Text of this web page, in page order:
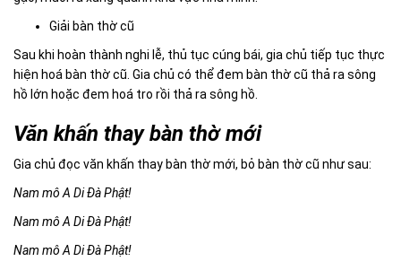
Giải bàn thờ cũ
Sau khi hoàn thành nghi lễ, thủ tục cúng bái, gia chủ tiếp tục thực
hiện hoá bàn thờ cũ. Gia chủ có thể đem bàn thờ cũ thả ra sông
hồ lớn hoặc đem hoá tro rồi thả ra sông hồ.
Văn khấn thay bàn thờ mới
Gia chủ đọc văn khấn thay bàn thờ mới, bỏ bàn thờ cũ như sau:
Nam mô A DiĐà Phật!
Nam mô A DiĐà Phật!
Nam mô A Di Đà Phật!